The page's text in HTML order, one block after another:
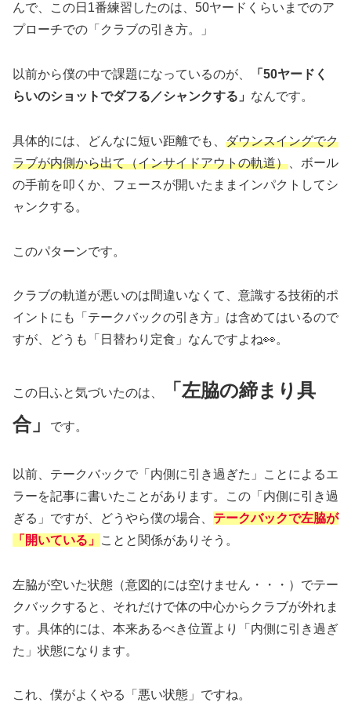
んで、この日1番練習したのは、50ヤードくらいまでのア
プローチでの「クラブの引き方。」
以前から僕の中で課題になっているのが、
「50ヤードく
らいのショットでダフる／シャンクする」 なんです。
具体的には、どんなに短い距離でも、 ダウンスイングでク
ラブが内側から出て（インサイドアウトの軌道） 、ボール
の手前を叩くか、フェースが開いたままインパクトしてシ
ャンクする。
このパターンです。
クラブの軌道が悪いのは間違いなくて、意識する技術的ポ
イントにも「テークバックの引き方」は含めてはいるので
すが、どうも「日替わり定食」なんですよね👀。
この日ふと気づいたのは、
「左脇の締まり具
合」
です。
以前、テークバックで「内側に引き過ぎた」ことによるエ
ラーを記事に書いたことがあります。この「内側に引き過
ぎる」ですが、どうやら僕の場合、 テークバックで左脇が
「開いている」 ことと関係がありそう。
左脇が空いた状態（意図的には空けません・・・）でテー
クバックすると、それだけで体の中心からクラブが外れま
す。具体的には、本来あるべき位置より「内側に引き過ぎ
た」状態になります。
これ、僕がよくやる「悪い状態」ですね。